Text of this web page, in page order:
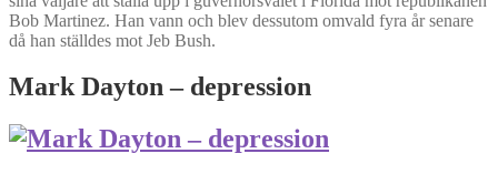
Bob Martinez. Han vann och blev dessutom omvald fyra år senare
då han ställdes mot Jeb Bush.
Mark Dayton – depression